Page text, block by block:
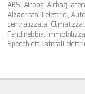
ABS, Airbag, Airbag
Alzacristalli elettrici,
centralizzata,
Fendinebbia,
Specchietti laterali